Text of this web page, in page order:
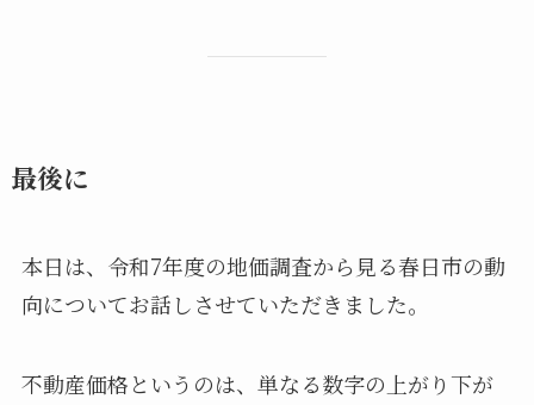
最後に
本日は、令和7年度の地価調査から見る春日市の動
向についてお話しさせていただきました。
不動産価格というのは、単なる数字の上がり下が